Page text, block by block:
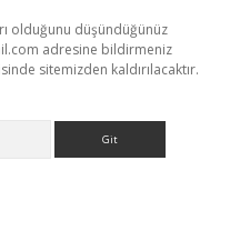
olduğunu düşündüğünüz
adresine bildirmeniz
sitemizden kaldırılacaktır.